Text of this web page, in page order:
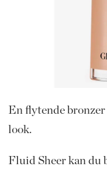
En flytende bronzer
look.
Fluid Sheer kan du